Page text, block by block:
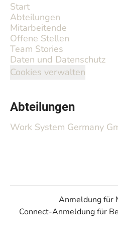
Start
Abteilungen
Mitarbeitende
Offene Stellen
Team Stories
Daten und Datenschutz
Cookies verwalten
Abteilungen
Work System Germany
Anmeldung für
Connect-Anmeldung für